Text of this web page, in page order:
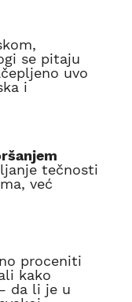
se pitaju
uvo
i
tečnosti
već
proceniti
kako
da li je u